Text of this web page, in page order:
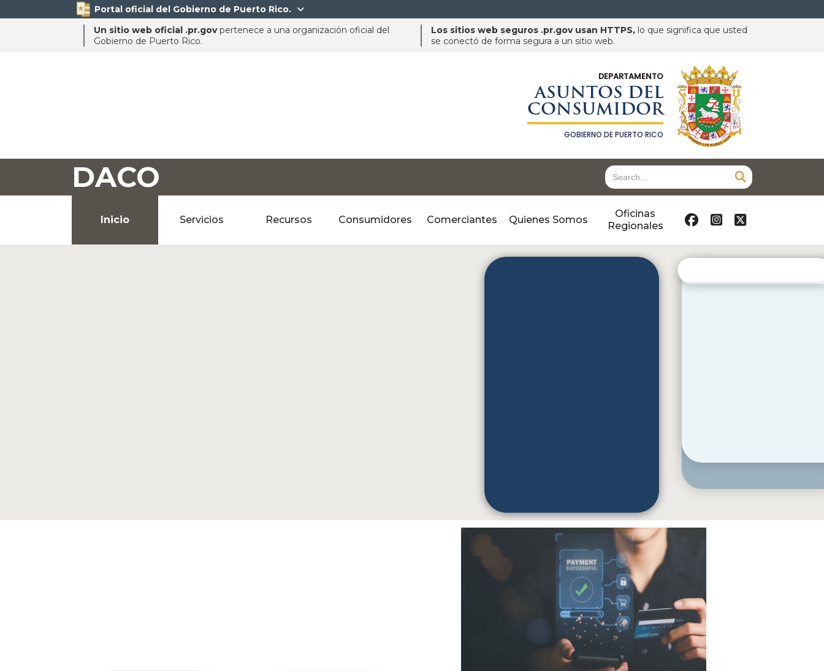
Portal oficial del Gobierno de Puerto Rico. 
Un sitio web oficial .pr.govpertenece a una organización oficial del
Gobierno de Puerto Rico.
Los sitios web seguros .pr.gov usan HTTPS, lo que significa que usted
se conectó de forma segura a un sitio web.
DEPARTAMENTO
ASUNTOS DEL
CONSUMIDOR
GOBIERNO DE PUERTO RICO
DACO
Inicio Servicios Recursos Consumidores Comerciantes Quienes Somos
Oficinas
Regionales
  